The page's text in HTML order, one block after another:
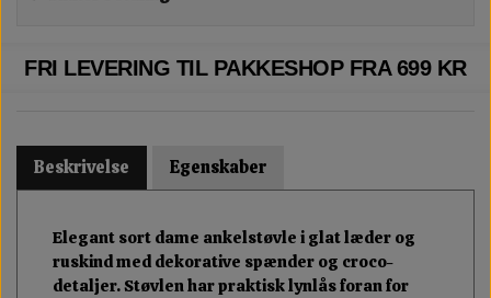
FRI LEVERING TIL PAKKESHOP FRA 699 KR
Beskrivelse Egenskaber
Elegant sort dame ankelstøvle i glat læder og
ruskind med dekorative spænder og croco-
detaljer. Støvlen har praktisk lynlås foran for